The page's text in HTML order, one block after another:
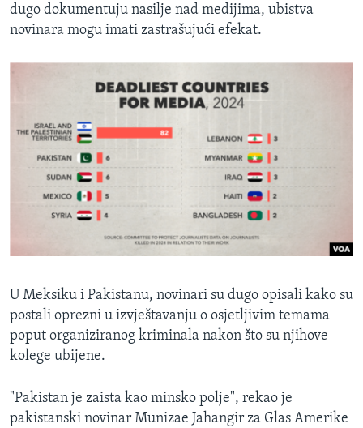
dugo dokumentuju nasilje nad medijima, ubistva
novinara mogu imati zastrašujući efekat.
U Meksiku i Pakistanu, novinari su dugo opisali kako su
postali oprezni u izvještavanju o osjetljivim temama
poput organiziranog kriminala nakon što su njihove
kolege ubijene.
"Pakistan je zaista kao minsko polje", rekao je
pakistanski novinar Munizae Jahangir za Glas Amerike